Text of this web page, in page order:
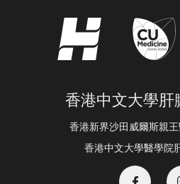
香港中文大學肝
香港新界沙田威爾斯親
香港中文大學醫學院